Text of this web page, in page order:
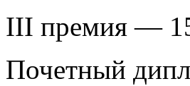
III премия —
Почетный